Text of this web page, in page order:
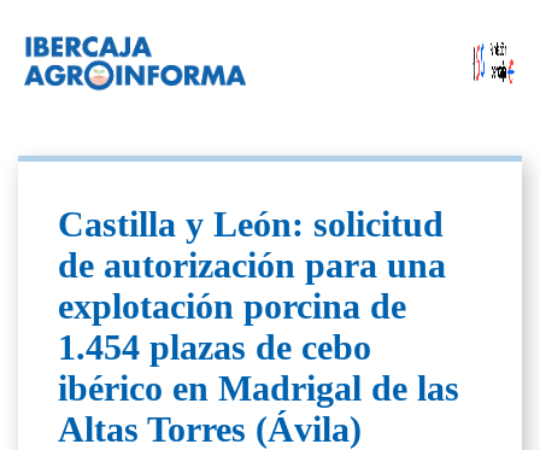
Castilla y León: solicitud
de autorización para una
explotación porcina de
1.454 plazas de cebo
ibérico en Madrigal de las
Altas Torres (Ávila)